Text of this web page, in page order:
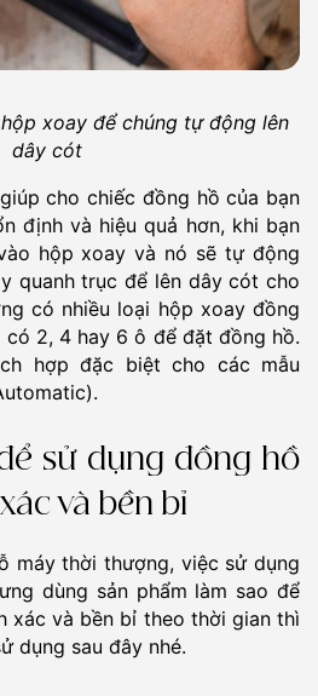
xoay để chúng tự động lên
dây cót
cho chiếc đồng hồ của bạn
định và hiệu quả hơn, khi bạn
hộp xoay và nó sẽ tự động
quanh trục để lên dây cót cho
có nhiều loại hộp xoay đồng
có 2, 4 hay 6 ô để đặt đồng hồ.
hợp đặc biệt cho các mẫu
sử dụng đồng hồ
và bền bỉ
máy thời thượng, việc sử dụng
dùng sản phẩm làm sao để
xác và bền bỉ theo thời gian thì
dụng sau đây nhé.